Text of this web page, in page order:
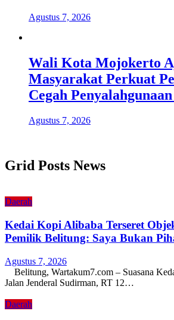
Agustus 7, 2026
Wali Kota Mojokerto
Masyarakat Perkuat
Cegah
Agustus 7, 2026
Grid Posts News
Daerah
Kedai Kopi Alibaba Terseret
Pemilik Belitung: Saya Bukan
Agustus 7, 2026
Belitung, Wartakum7.com – Suasana
Jalan Jenderal Sudirman, RT 12…
Daerah